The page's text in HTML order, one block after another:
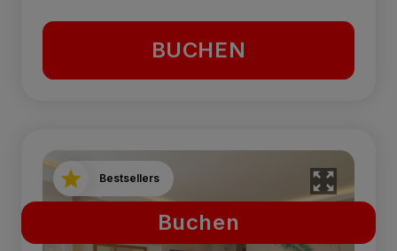
Buchen
BUCHEN
Bestsellers